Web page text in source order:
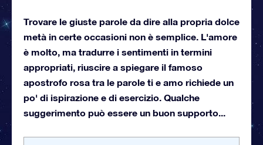
Trovare le giuste parole da dire alla propria dolce
metà in certe occasioni non è semplice. L'amore
è molto, ma tradurre i sentimenti in termini
appropriati, riuscire a spiegare il famoso
apostrofo rosa tra le parole ti e amo richiede un
po' di ispirazione e di esercizio. Qualche
suggerimento può essere un buon supporto...